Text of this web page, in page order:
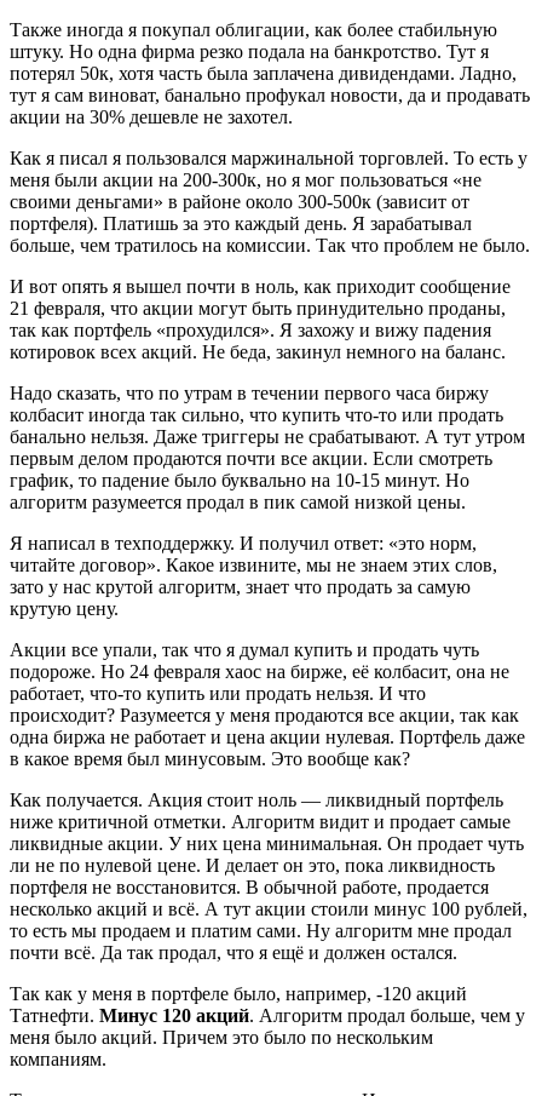
Также иногда я покупал облигации, как более стабильную
штуку. Но одна фирма резко подала на банкротство. Тут я
потерял 50к, хотя часть была заплачена дивидендами. Ладно,
тут я сам виноват, банально профукал новости, да и продавать
акции на 30% дешевле не захотел.
Как я писал я пользовался маржинальной торговлей. То есть у
меня были акции на 200-300к, но я мог пользоваться «не
своими деньгами» в районе около 300-500к (зависит от
портфеля). Платишь за это каждый день. Я зарабатывал
больше, чем тратилось на комиссии. Так что проблем не было.
И вот опять я вышел почти в ноль, как приходит сообщение
21 февраля, что акции могут быть принудительно проданы,
так как портфель «прохудился». Я захожу и вижу падения
котировок всех акций. Не беда, закинул немного на баланс.
Надо сказать, что по утрам в течении первого часа биржу
колбасит иногда так сильно, что купить что-то или продать
банально нельзя. Даже триггеры не срабатывают. А тут утром
первым делом продаются почти все акции. Если смотреть
график, то падение было буквально на 10-15 минут. Но
алгоритм разумеется продал в пик самой низкой цены.
Я написал в техподдержку. И получил ответ: «это норм,
читайте договор». Какое извините, мы не знаем этих слов,
зато у нас крутой алгоритм, знает что продать за самую
крутую цену.
Акции все упали, так что я думал купить и продать чуть
подороже. Но 24 февраля хаос на бирже, её колбасит, она не
работает, что-то купить или продать нельзя. И что
происходит? Разумеется у меня продаются все акции, так как
одна биржа не работает и цена акции нулевая. Портфель даже
в какое время был минусовым. Это вообще как?
Как получается. Акция стоит ноль — ликвидный портфель
ниже критичной отметки. Алгоритм видит и продает самые
ликвидные акции. У них цена минимальная. Он продает чуть
ли не по нулевой цене. И делает он это, пока ликвидность
портфеля не восстановится. В обычной работе, продается
несколько акций и всё. А тут акции стоили минус 100 рублей,
то есть мы продаем и платим сами. Ну алгоритм мне продал
почти всё. Да так продал, что я ещё и должен остался.
Так как у меня в портфеле было, например, -120 акций
Татнефти. Минус 120 акций. Алгоритм продал больше, чем у
меня было акций. Причем это было по нескольким
компаниям.